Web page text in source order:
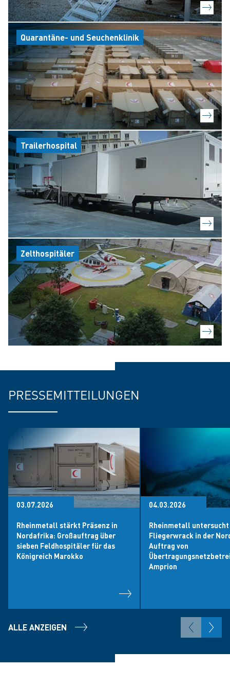
Quarantäne- und Seuchenklinik
Trailerhospital
Zelthospitäler
PRESSEMITTEILUNGEN
03.07.2026
Rheinmetall stärkt Präsenz in
Nordafrika: Großauftrag über
sieben Feldhospitäler für das
Königreich Marokko
04.03.2026
Rheinmetall
Fliegerwrack in der
Auftrag von
Amprion
ALLE ANZEIGEN